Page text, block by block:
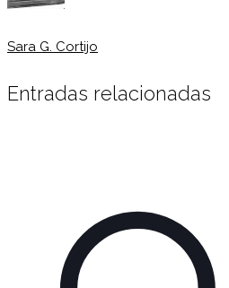
Sara G. Cortijo
Entradas relacionadas